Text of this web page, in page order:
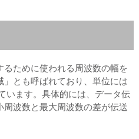
ために使われる周波数の幅を
とも呼ばれており、単位には
います。具体的には、データ伝
波数と最大周波数の差が伝送